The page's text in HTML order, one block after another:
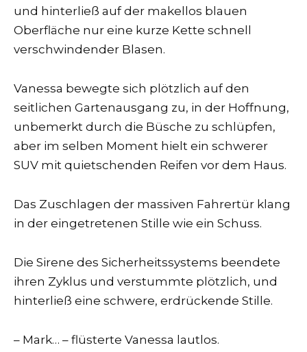
und hinterließ auf der makellos blauen
Oberfläche nur eine kurze Kette schnell
verschwindender Blasen.
Vanessa bewegte sich plötzlich auf den
seitlichen Gartenausgang zu, in der Hoffnung,
unbemerkt durch die Büsche zu schlüpfen,
aber im selben Moment hielt ein schwerer
SUV mit quietschenden Reifen vor dem Haus.
Das Zuschlagen der massiven Fahrertür klang
in der eingetretenen Stille wie ein Schuss.
Die Sirene des Sicherheitssystems beendete
ihren Zyklus und verstummte plötzlich, und
hinterließ eine schwere, erdrückende Stille.
– Mark… – flüsterte Vanessa lautlos.